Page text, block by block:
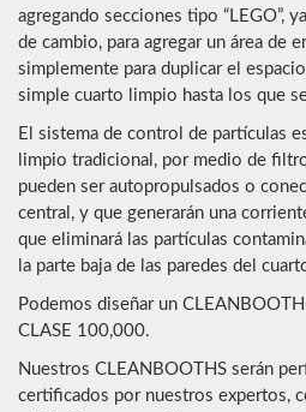
agregando secciones tipo “LEGO”,
de cambio, para agregar un área de
simplemente para duplicar el
simple cuarto limpio hasta los que
El sistema de control de partículas
limpio tradicional, por medio de
pueden ser autopropulsados o
central, y que generarán una
que eliminará las partículas
la parte baja de las paredes del
Podemos diseñar un
CLASE 100,000.
Nuestros CLEANBOOTHS serán
certificados por nuestros expertos,